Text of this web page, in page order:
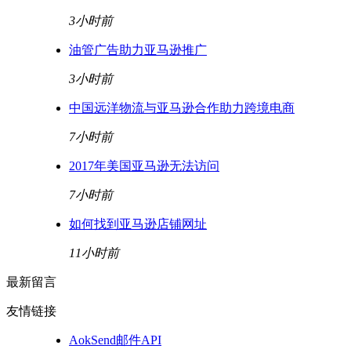
3小时前
油管广告助力亚马逊推广
3小时前
中国远洋物流与亚马逊合作助力跨境电商
7小时前
2017年美国亚马逊无法访问
7小时前
如何找到亚马逊店铺网址
11小时前
最新留言
友情链接
AokSend邮件API